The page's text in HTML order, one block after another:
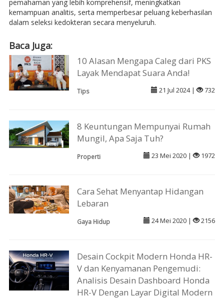
pemahaman yang lebih komprehensif, meningkatkan
kemampuan analitis, serta memperbesar peluang keberhasilan
dalam seleksi kedokteran secara menyeluruh.
Baca Juga:
10 Alasan Mengapa Caleg dari PKS
Layak Mendapat Suara Anda!
Tips 21 Jul 2024 | 732
8 Keuntungan Mempunyai Rumah
Mungil, Apa Saja Tuh?
Properti 23 Mei 2020 | 1972
Cara Sehat Menyantap Hidangan
Lebaran
Gaya Hidup 24 Mei 2020 | 2156
Desain Cockpit Modern Honda HR-
V dan Kenyamanan Pengemudi:
Analisis Desain Dashboard Honda
HR-V Dengan Layar Digital Modern